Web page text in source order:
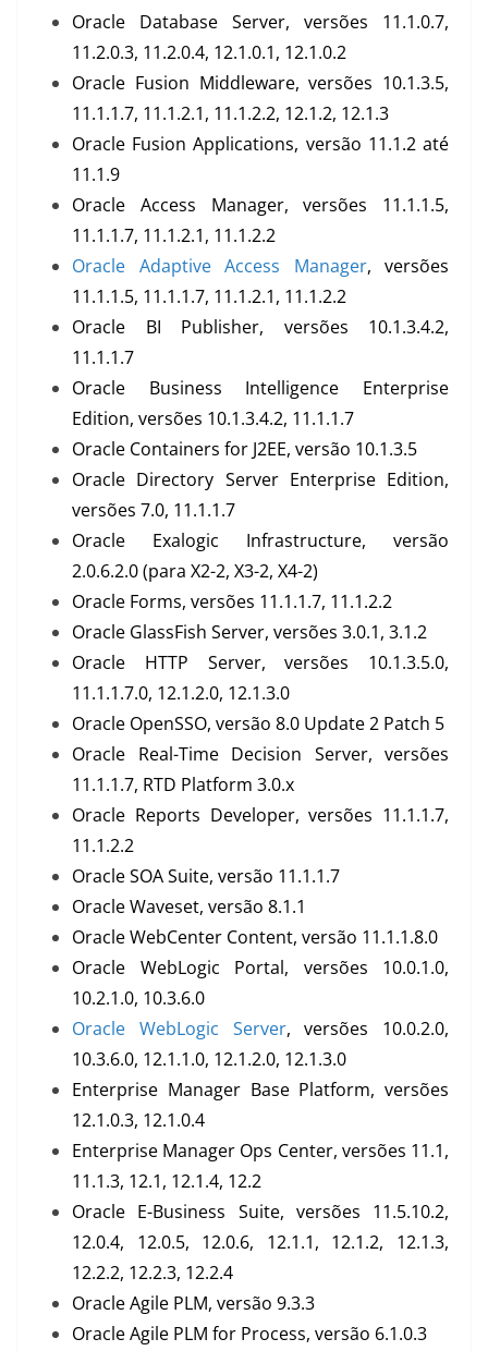
Oracle Database Server, versões 11.1.0.7,
11.2.0.3, 11.2.0.4, 12.1.0.1, 12.1.0.2
Oracle Fusion Middleware, versões 10.1.3.5,
11.1.1.7, 11.1.2.1, 11.1.2.2, 12.1.2, 12.1.3
Oracle Fusion Applications, versão 11.1.2 até
11.1.9
Oracle Access Manager, versões 11.1.1.5,
11.1.1.7, 11.1.2.1, 11.1.2.2
Oracle Adaptive Access Manager, versões
11.1.1.5, 11.1.1.7, 11.1.2.1, 11.1.2.2
Oracle BI Publisher, versões 10.1.3.4.2,
11.1.1.7
Oracle Business Intelligence Enterprise
Edition, versões 10.1.3.4.2, 11.1.1.7
Oracle Containers for J2EE, versão 10.1.3.5
Oracle Directory Server Enterprise Edition,
versões 7.0, 11.1.1.7
Oracle Exalogic Infrastructure, versão
2.0.6.2.0 (para X2-2, X3-2, X4-2)
Oracle Forms, versões 11.1.1.7, 11.1.2.2
Oracle GlassFish Server, versões 3.0.1, 3.1.2
Oracle HTTP Server, versões 10.1.3.5.0,
11.1.1.7.0, 12.1.2.0, 12.1.3.0
Oracle OpenSSO, versão 8.0 Update 2 Patch 5
Oracle Real-Time Decision Server, versões
11.1.1.7, RTD Platform 3.0.x
Oracle Reports Developer, versões 11.1.1.7,
11.1.2.2
Oracle SOA Suite, versão 11.1.1.7
Oracle Waveset, versão 8.1.1
Oracle WebCenter Content, versão 11.1.1.8.0
Oracle WebLogic Portal, versões 10.0.1.0,
10.2.1.0, 10.3.6.0
Oracle WebLogic Server, versões 10.0.2.0,
10.3.6.0, 12.1.1.0, 12.1.2.0, 12.1.3.0
Enterprise Manager Base Platform, versões
12.1.0.3, 12.1.0.4
Enterprise Manager Ops Center, versões 11.1,
11.1.3, 12.1, 12.1.4, 12.2
Oracle E-Business Suite, versões 11.5.10.2,
12.0.4, 12.0.5, 12.0.6, 12.1.1, 12.1.2, 12.1.3,
12.2.2, 12.2.3, 12.2.4
Oracle Agile PLM, versão 9.3.3
Oracle Agile PLM for Process, versão 6.1.0.3